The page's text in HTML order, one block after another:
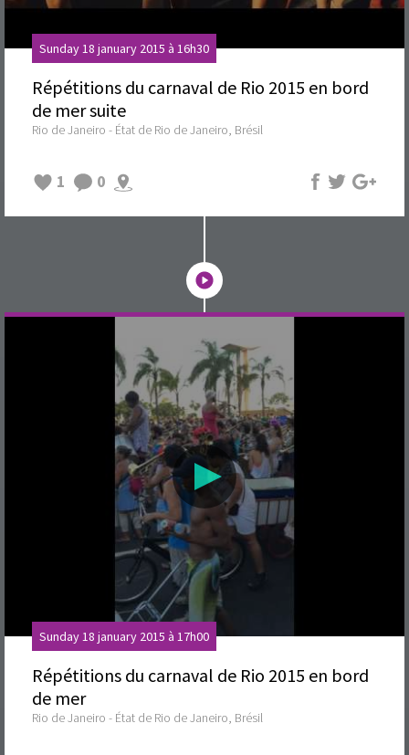
Sunday 18 january 2015 à 16h30
Répétitions du carnaval de Rio 2015 en bord
de mer suite
Rio de Janeiro - État de Rio de Janeiro, Brésil
1 0
Sunday 18 january 2015 à 17h00
Répétitions du carnaval de Rio 2015 en bord
de mer
Rio de Janeiro - État de Rio de Janeiro, Brésil